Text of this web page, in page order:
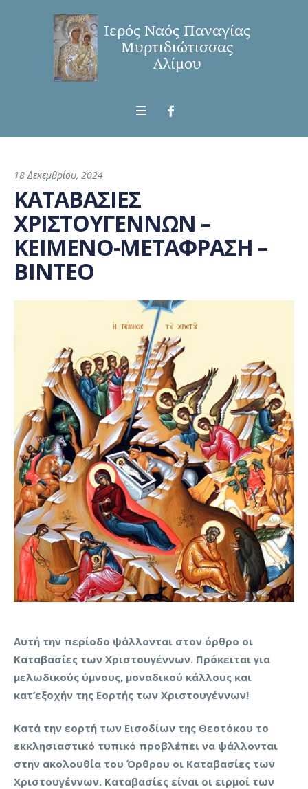
18 Δεκεμβρίου, 2024
ΚΑΤΑΒΑΣΙΕΣ
ΧΡΙΣΤΟΥΓΕΝΝΩΝ –
ΚΕΙΜΕΝΟ-ΜΕΤΑΦΡΑΣΗ –
ΒΙΝΤΕΟ
Αυτή την περίοδο ψάλλονται στον όρθρο οι
Καταβασίες των Χριστουγέννων. Πρόκειται για
μελωδικούς ύμνους, μοναδικού κάλλους και
κατ’εξοχήν της Εορτής των Χριστουγέννων!
Κατά την εορτή των Εισοδίων της Θεοτόκου το
εκκλησιαστικό τυπικό προβλέπει να ψάλλονται
στην ακολουθία του Όρθρου οι Καταβασίες των
Χριστουγέννων. Καταβασίες είναι οι ειρμοί των